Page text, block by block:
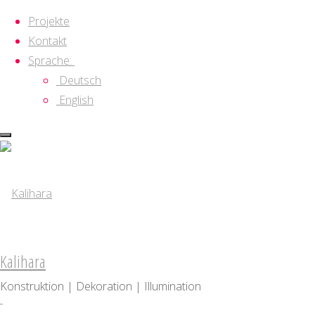
Inhalt
springen
Projekte
Kontakt
Sprache:
Deutsch
English
Kalihara
Konstruktion | Dekoration | Illumination